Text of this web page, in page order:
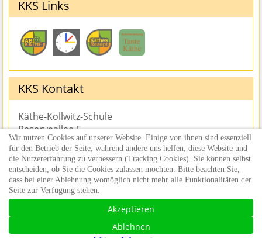
KKS Links
KKS Kontakt
Käthe-Kollwitz-Schule
Reserveallee 5
76646 Bruchsal
Tel.: 0721 936-63300
Fax: 0721 936-63599
sekretariat@kks-bruchsal.de
©2026 Käthe Kollwitz Schule, Bruchsal |
Datenschutz|Impressum|Haftunghinweise
Wir nutzen Cookies auf unserer Website. Einige von ihnen sind essenziell
für den Betrieb der Seite, während andere uns helfen, diese Website und
die Nutzererfahrung zu verbessern (Tracking Cookies). Sie können selbst
entscheiden, ob Sie die Cookies zulassen möchten. Bitte beachten Sie,
dass bei einer Ablehnung womöglich nicht mehr alle Funktionalitäten der
Seite zur Verfügung stehen.
Akzeptieren
Ablehnen